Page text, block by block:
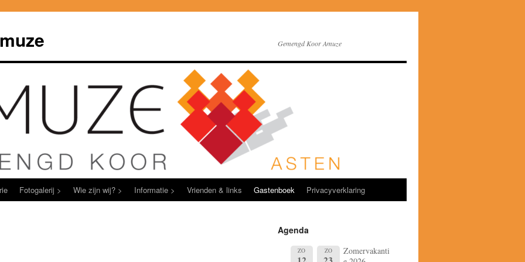
Gemengd Koor Amuze
Fotogalerij > Wie zijn wij? > Informatie > Vrienden & links Gastenboek Privacyverklaring
Agenda
ZO ZO
Zomervakanti